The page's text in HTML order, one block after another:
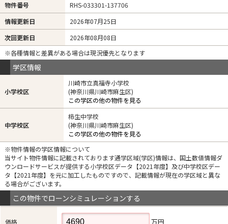
物件番号
RHS-033301-137706
情報更新日
2026年07月25日
次回更新日
2026年08月08日
※各種情報と差異がある場合は現況優先となります
学区情報
小学校区
川崎市立真福寺小学校
(神奈川県川崎市麻生区)
この学区の他の物件を見る
中学校区
柿生中学校
(神奈川県川崎市麻生区)
この学区の他の物件を見る
※物件情報の学区情報について
当サイト物件情報に記載されております通学区域(学区)情報は、国土数値情報ダ
ウンロードサービスが提供する小学校区データ【2021年度】及び中学校区デー
タ【2021年度】を元に加工したものですので、記載情報が現在の学区域と異な
る場合がございます。
この物件でローンシミュレーションする
価格 万円